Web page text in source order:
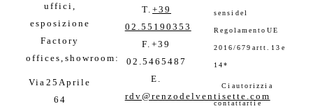
uffici,
esposizione
Factory
offices, showroom:
Via 25 Aprile
64
T. +39
02.55190353
F. +39
02.5465487
E.
rdv@renzodelventisette.com
sensi del
Regolamento UE
2016/679 artt. 13 e
14*
Ci autorizzi a
contattarti e